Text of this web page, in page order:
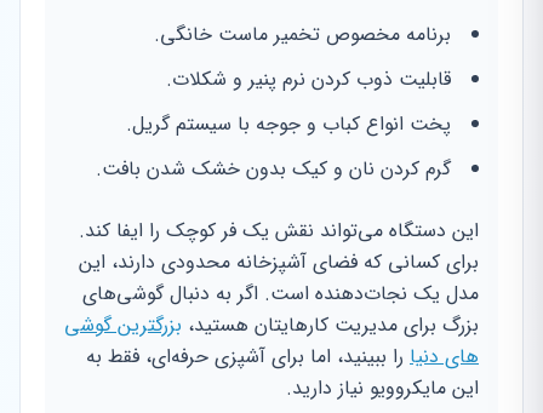
برنامه مخصوص تخمیر ماست خانگی.
قابلیت ذوب کردن نرم پنیر و شکلات.
پخت انواع کباب و جوجه با سیستم گریل.
گرم کردن نان و کیک بدون خشک شدن بافت.
این دستگاه می‌تواند نقش یک فر کوچک را ایفا کند.
برای کسانی که فضای آشپزخانه محدودی دارند، این
مدل یک نجات‌دهنده است. اگر به دنبال گوشی‌های
بزرگ برای مدیریت کارهایتان هستید، بزرگترین گوشی
های دنیا را ببینید، اما برای آشپزی حرفه‌ای، فقط به
این مایکروویو نیاز دارید.